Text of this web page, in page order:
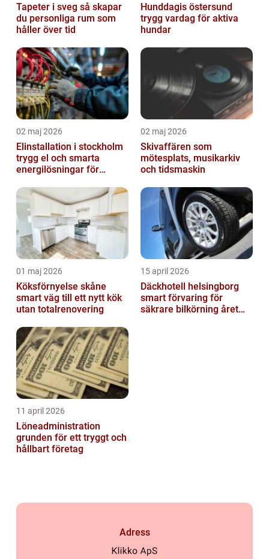
Tapeter i sveg så skapar
du personliga rum som
håller över tid
Hunddagis östersund
trygg vardag för aktiva
hundar
02 maj 2026
Elinstallation i stockholm
trygg el och smarta
energilösningar för
02 maj 2026
Skivaffären som
mötesplats, musikarkiv
och tidsmaskin
01 maj 2026
Köksförnyelse skåne
smart väg till ett nytt kök
utan totalrenovering
15 april 2026
Däckhotell helsingborg
smart förvaring för
säkrare bilkörning året
11 april 2026
Löneadministration
grunden för ett tryggt och
hållbart företag
Adress